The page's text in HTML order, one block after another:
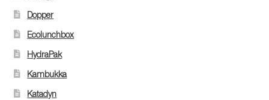
Dopper
Ecolunchbox
HydraPak
Kambukka
Katadyn